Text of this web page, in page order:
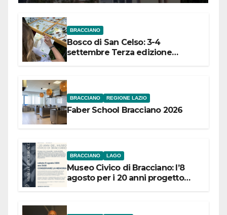
BRACCIANO
Bosco di San Celso: 3-4
settembre Terza edizione
BRACCIANO REGIONE LAZIO
Faber School Bracciano 2026
BRACCIANO LAGO
Museo Civico di Bracciano: l’8
agosto per i 20 anni progetto